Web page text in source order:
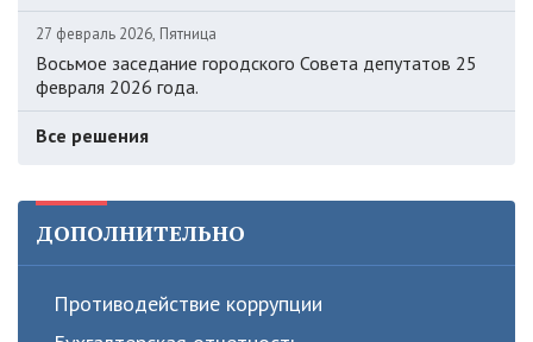
27 февраль 2026, Пятница
Восьмое заседание городского Совета депутатов 25
февраля 2026 года.
Все решения
ДОПОЛНИТЕЛЬНО
Противодействие коррупции